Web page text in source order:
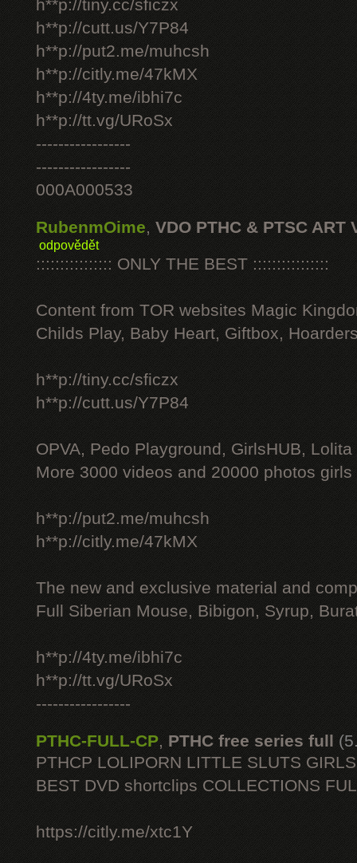
h**p://tiny.cc/sficzx
h**p://cutt.us/Y7P84
h**p://put2.me/muhcsh
h**p://citly.me/47kMX
h**p://4ty.me/ibhi7c
h**p://tt.vg/URoSx
-----------------
-----------------
000A000533
RubenmOime, VDO PTHC & PTSC ART
odpovědět
:::::::::::::::: ONLY THE BEST ::::::::::::::::
Content from TOR websites Magic
Childs Play, Baby Heart, Giftbox,
h**p://tiny.cc/sficzx
h**p://cutt.us/Y7P84
OPVA, Pedo Playground, GirlsHUB, Lolita
More 3000 videos and 20000 photos
h**p://put2.me/muhcsh
h**p://citly.me/47kMX
The new and exclusive material and
Full Siberian Mouse, Bibigon, Syrup,
h**p://4ty.me/ibhi7c
h**p://tt.vg/URoSx
-----------------
PTHC-FULL-CP, PTHC free series full
PTHCP LOLIPORN LITTLE SLUTS
BEST DVD shortclips COLLECTIONS
https://citly.me/xtc1Y